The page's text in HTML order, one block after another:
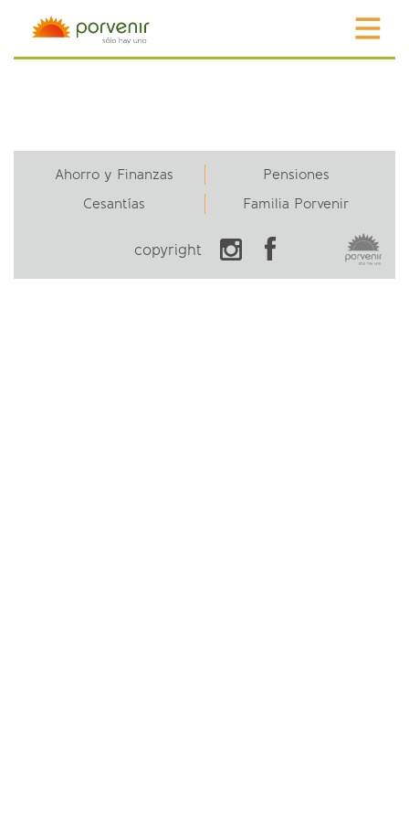
Ahorro y Finanzas
Pensiones
Cesantías
Familia Porvenir
copyright